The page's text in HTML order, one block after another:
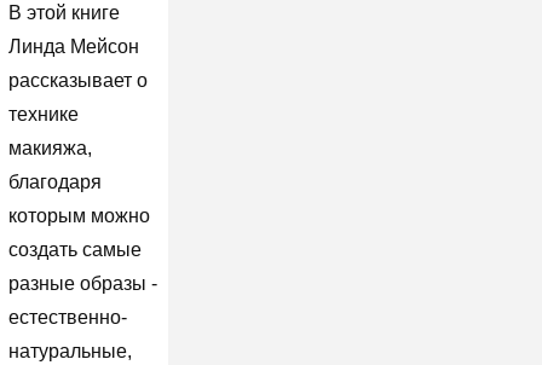
В этой книге
Линда Мейсон
рассказывает о
технике
макияжа,
благодаря
которым можно
создать самые
разные образы -
естественно-
натуральные,